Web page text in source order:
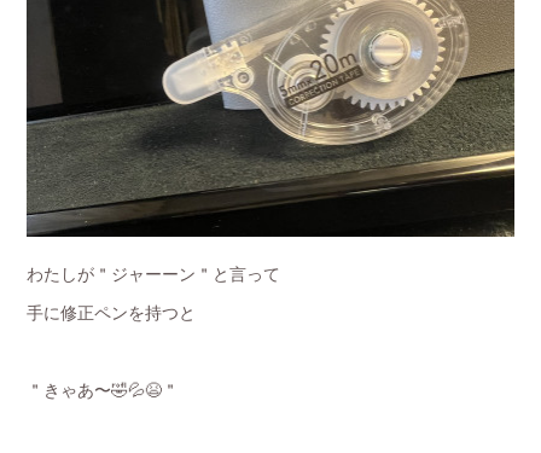
わたしが＂ジャーーン＂と言って
手に修正ペンを持つと
＂きゃあ〜🤣💦😫＂